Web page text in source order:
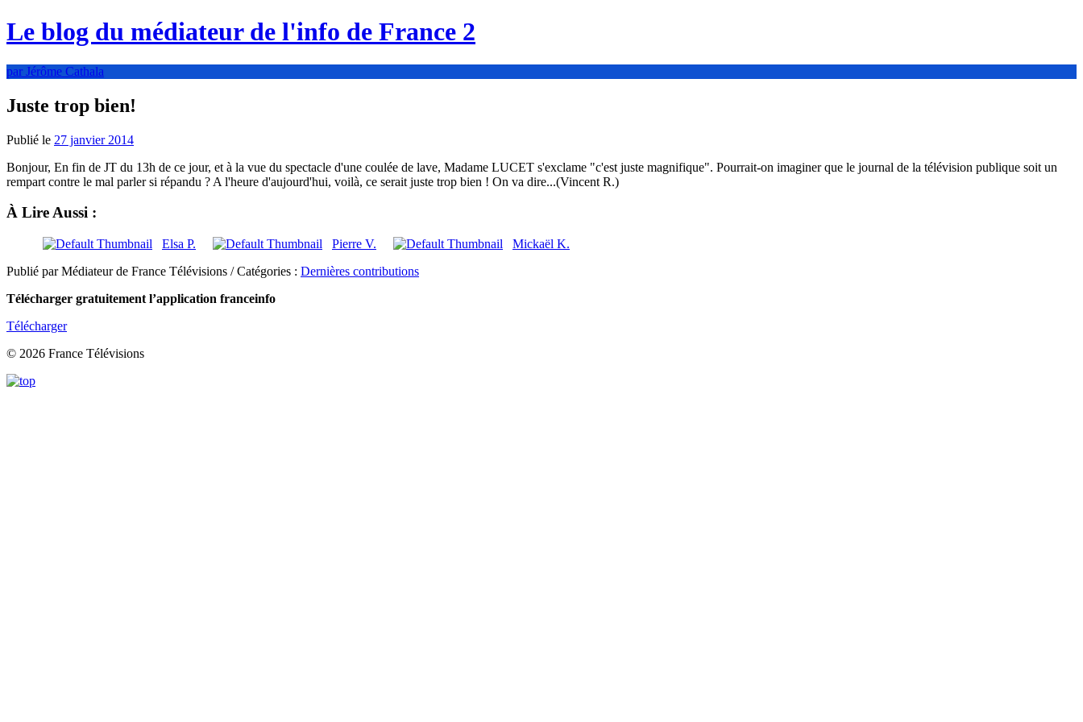
Le blog du médiateur de l'info de France 2
par Jérôme Cathala
Juste trop bien!
Publié le 27 janvier 2014
Bonjour, En fin de JT du 13h de ce jour, et à la vue du spectacle d'une coulée de lave, Madame LUCET s'exclame "c'est juste magnifique". Pourrait-on imaginer que le journal de la télévision publique soit un
rempart contre le mal parler si répandu ? A l'heure d'aujourd'hui, voilà, ce serait juste trop bien ! On va dire...(Vincent R.)
À Lire Aussi :
Elsa P. Pierre V.
Mickaël K.
Publié par Médiateur de France Télévisions / Catégories : Dernières contributions
Télécharger gratuitement l’application franceinfo
Télécharger
© 2026 France Télévisions